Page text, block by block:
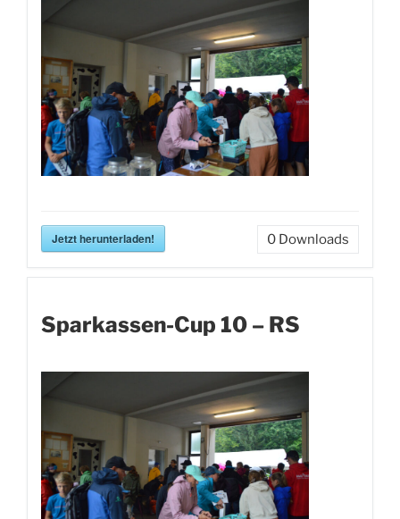
Jetzt herunterladen! 0 Downloads
Sparkassen-Cup 10 – RS